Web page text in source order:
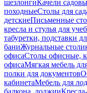
шезлонгиКачели
походныеСтолы для
детскиеПисьменные
кресла и стулья для
табуретки, подставки
баниЖурнальные
офисаСтолы офисные,
офисаМягкая мебель
полки для документов
кабинетаМебель для
балкона, лоджии